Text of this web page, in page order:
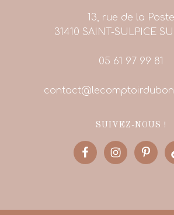
13, rue de la Poste
31410 SAINT-SULPICE
05 61 97 99 81
SUIVEZ-NOUS !